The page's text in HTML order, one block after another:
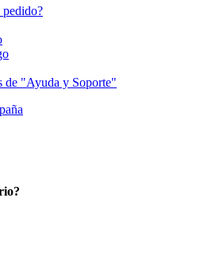
pedido?
de "Ayuda y Soporte"